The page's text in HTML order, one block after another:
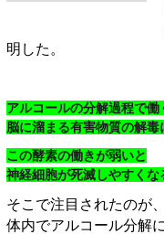
明した。
アルコールの分解過程で働
脳に溜まる有害物質の解毒
この酵素の働きが弱いと
神経細胞が死滅しやすくな
そこで注目されたのが、
体内でアルコール分解